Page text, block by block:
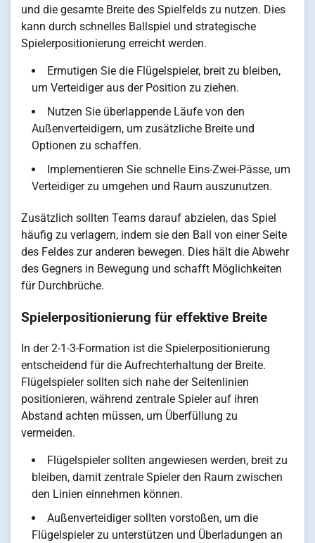
und die gesamte Breite des Spielfelds zu nutzen. Dies
kann durch schnelles Ballspiel und strategische
Spielerpositionierung erreicht werden.
Ermutigen Sie die Flügelspieler, breit zu bleiben,
um Verteidiger aus der Position zu ziehen.
Nutzen Sie überlappende Läufe von den
Außenverteidigern, um zusätzliche Breite und
Optionen zu schaffen.
Implementieren Sie schnelle Eins-Zwei-Pässe, um
Verteidiger zu umgehen und Raum auszunutzen.
Zusätzlich sollten Teams darauf abzielen, das Spiel
häufig zu verlagern, indem sie den Ball von einer Seite
des Feldes zur anderen bewegen. Dies hält die Abwehr
des Gegners in Bewegung und schafft Möglichkeiten
für Durchbrüche.
Spielerpositionierung für effektive Breite
In der 2-1-3-Formation ist die Spielerpositionierung
entscheidend für die Aufrechterhaltung der Breite.
Flügelspieler sollten sich nahe der Seitenlinien
positionieren, während zentrale Spieler auf ihren
Abstand achten müssen, um Überfüllung zu
vermeiden.
Flügelspieler sollten angewiesen werden, breit zu
bleiben, damit zentrale Spieler den Raum zwischen
den Linien einnehmen können.
Außenverteidiger sollten vorstoßen, um die
Flügelspieler zu unterstützen und Überladungen an